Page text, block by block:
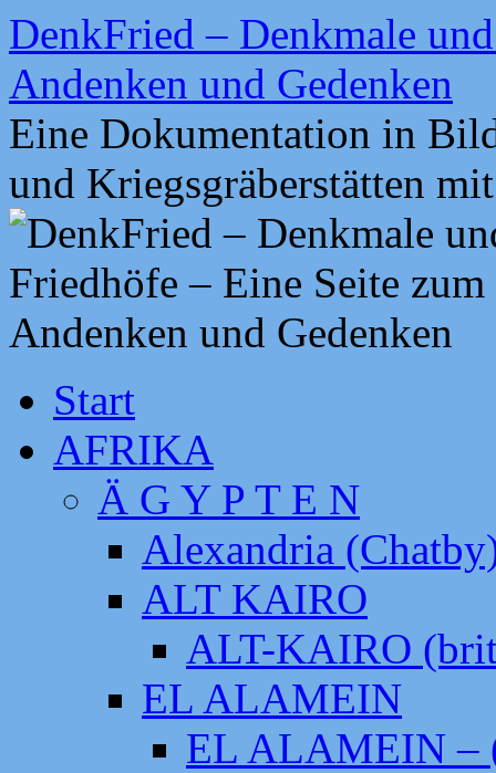
Zum
Inhalt
springen
DenkFried – Denkmale
Andenken und Gedenken
Eine Dokumentation in
und Kriegsgräberstätten
Start
AFRIKA
Ä G Y P T E N
Alexandria
ALT KAIRO
ALT-KAIRO
EL ALAMEIN
EL ALAMEIN –